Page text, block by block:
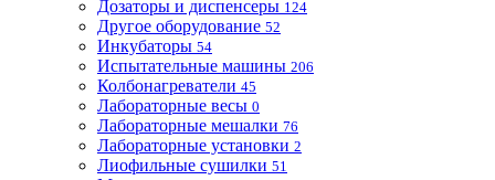
Дозаторы и диспенсеры 124
Другое оборудование 52
Инкубаторы 54
Испытательные машины 206
Колбонагреватели 45
Лабораторные весы 0
Лабораторные мешалки 76
Лабораторные установки 2
Лиофильные сушилки 51